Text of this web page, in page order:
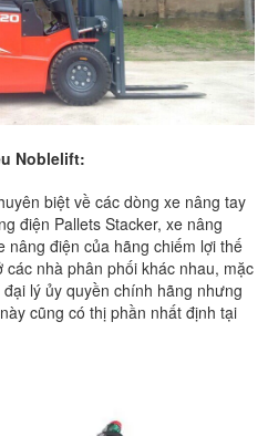
Noblelift:
biệt về các dòng xe nâng tay
điện Pallets Stacker, xe nâng
nâng điện của hãng chiếm lợi thế
nhà phân phối khác nhau, mặc
lý ủy quyền chính hãng nhưng
cũng có thị phần nhất định tại